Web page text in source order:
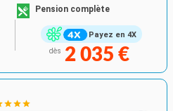
Payez en 4X
Pension complète
dès 2 035 €